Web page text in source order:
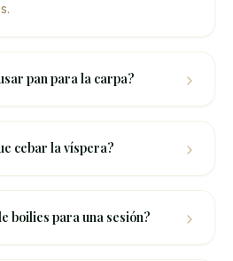
pan para la carpa?
cebar la víspera?
boilies para una sesión?